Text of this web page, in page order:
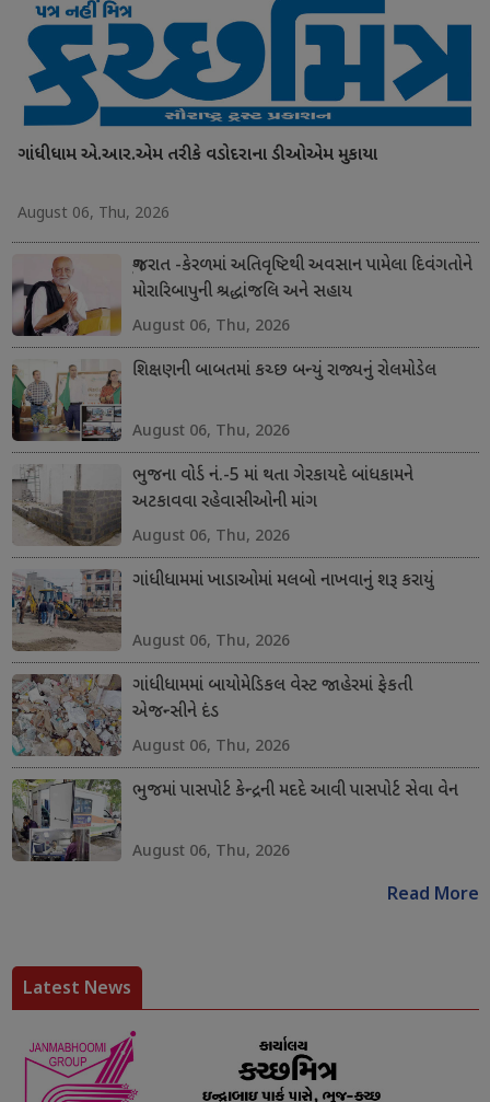
ગાંધીધામ એ.આર.એમ તરીકે વડોદરાના ડીઓએમ મુકાયા
August 06, Thu, 2026
ગુજરાત -કેરળમાં અતિવૃષ્ટિથી અવસાન પામેલા દિવંગતોને
મોરારિબાપુની શ્રદ્ધાંજલિ અને સહાય
August 06, Thu, 2026
શિક્ષણની બાબતમાં કચ્છ બન્યું રાજ્યનું રોલમોડેલ
August 06, Thu, 2026
ભુજના વોર્ડ નં.-5 માં થતા ગેરકાયદે બાંધકામને
અટકાવવા રહેવાસીઓની માંગ
August 06, Thu, 2026
ગાંધીધામમાં ખાડાઓમાં મલબો નાખવાનું શરૂ કરાયું
August 06, Thu, 2026
ગાંધીધામમાં બાયોમેડિકલ વેસ્ટ જાહેરમાં ફેકતી
એજન્સીને દંડ
August 06, Thu, 2026
ભુજમાં પાસપોર્ટ કેન્દ્રની મદદે આવી પાસપોર્ટ સેવા વેન
August 06, Thu, 2026
Read More
Latest News